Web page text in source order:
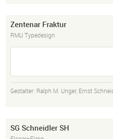
Zentenar Fraktur
RMU Typedesign
Gestalter: Ralph M. Unger, Ernst
SG Schneidler SH